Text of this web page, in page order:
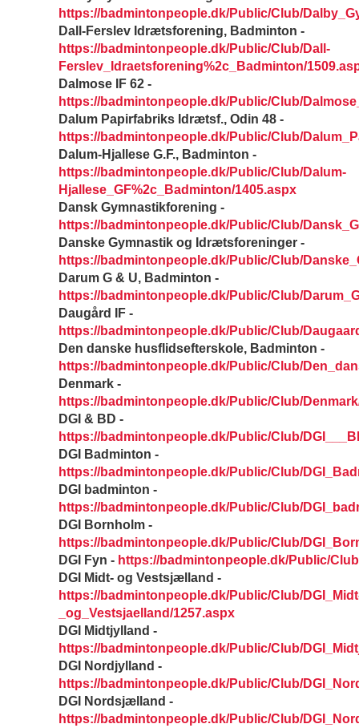
https://badmintonpeople.dk/Public/Club/
Dall-Ferslev Idrætsforening, Badminton -
https://badmintonpeople.dk/Public/Club/Dall-
Ferslev_Idraetsforening%2c_Badminton/
Dalmose IF 62 -
https://badmintonpeople.dk/Public/Club/
Dalum Papirfabriks Idrætsf., Odin 48 -
https://badmintonpeople.dk/Public/Club/
Dalum-Hjallese G.F., Badminton -
https://badmintonpeople.dk/Public/Club/Dalum-
Hjallese_GF%2c_Badminton/1405.aspx
Dansk Gymnastikforening -
https://badmintonpeople.dk/Public/Club/
Danske Gymnastik og Idrætsforeninger -
https://badmintonpeople.dk/Public/Club/
Darum G & U, Badminton -
https://badmintonpeople.dk/Public/Club/
Daugård IF -
https://badmintonpeople.dk/Public/Club/
Den danske husflidsefterskole, Badminton -
https://badmintonpeople.dk/Public/Club/
Denmark -
https://badmintonpeople.dk/Public/Club/
DGI & BD -
https://badmintonpeople.dk/Public/Club/
DGI Badminton -
https://badmintonpeople.dk/Public/Club/
DGI badminton -
https://badmintonpeople.dk/Public/Club/
DGI Bornholm -
https://badmintonpeople.dk/Public/Club/
DGI Fyn - https://badmintonpeople.dk/Public/
DGI Midt- og Vestsjælland -
https://badmintonpeople.dk/Public/Club/
_og_Vestsjaelland/1257.aspx
DGI Midtjylland -
https://badmintonpeople.dk/Public/Club/
DGI Nordjylland -
https://badmintonpeople.dk/Public/Club/
DGI Nordsjælland -
https://badmintonpeople.dk/Public/Club/